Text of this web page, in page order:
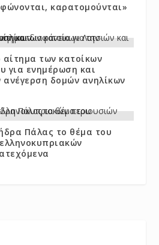
καρατομούνται»
των κατοίκων
για ενημέρωση και
ανέγερση δομών ανηλίκων
Πάλας το θέμα του